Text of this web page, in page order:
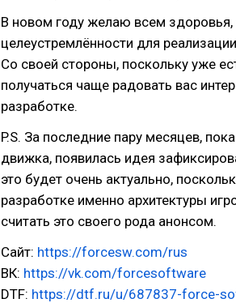
В новом году желаю всем здоровья,
целеустремлённости для
Со своей стороны, поскольку уже
получаться чаще радовать вас
разработке.
P.S. За последние пару месяцев,
движка, появилась идея
это будет очень актуально,
разработке именно архитектуры
считать это своего рода анонсом.
Сайт: https://forcesw.com/rus
ВК: https://vk.com/forcesoftware
DTF: https://dtf.ru/u/687837-force-